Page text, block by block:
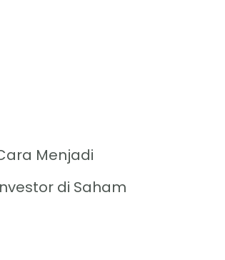
Menjadi
di Saham